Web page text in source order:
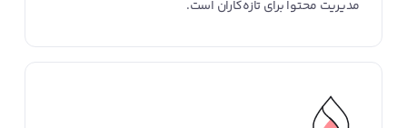
مدیریت محتوا برای تازه‌کاران است.